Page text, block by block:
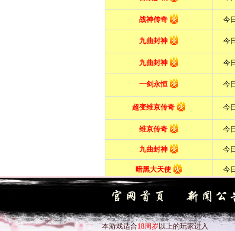
本游戏适合18周岁以上的玩家进入